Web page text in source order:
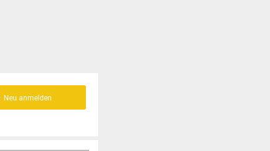
Neu anmelden